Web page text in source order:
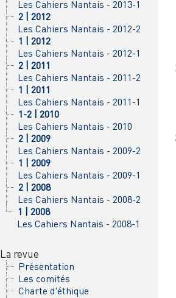
Les Cahiers Nantais - 2013-1
2 | 2012
Les Cahiers Nantais - 2012-2
1 | 2012
Les Cahiers Nantais - 2012-1
2 | 2011
Les Cahiers Nantais - 2011-2
1 | 2011
Les Cahiers Nantais - 2011-1
1-2 | 2010
Les Cahiers Nantais - 2010
2 | 2009
Les Cahiers Nantais - 2009-2
1 | 2009
Les Cahiers Nantais - 2009-1
2 | 2008
Les Cahiers Nantais - 2008-2
1 | 2008
Les Cahiers Nantais - 2008-1
La revue
Présentation
Les comités
Charte d'éthique